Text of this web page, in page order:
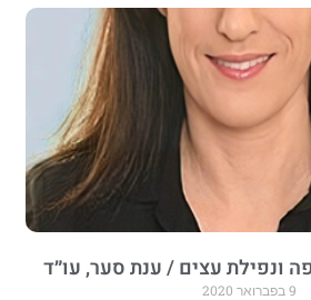
ונפילת עצים / ענת סער, עו״ד
9 בפברואר 2020